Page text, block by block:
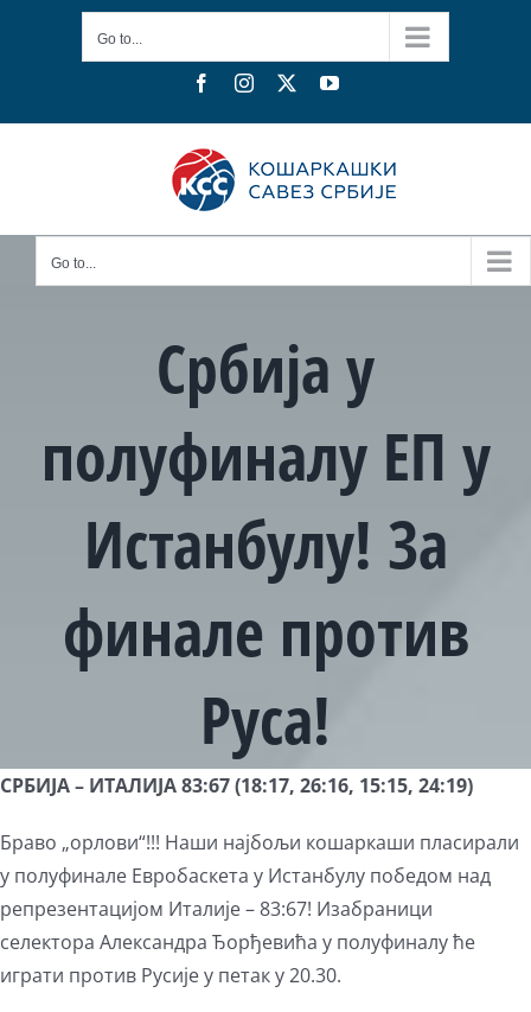
Go to...
FacebookInstagram YouTube
Go to...
Србија у
полуфиналу ЕП у
Истанбулу! За
финале против
Руса!
View
Image
СРБИЈА – ИТАЛИЈА 83:67 (18:17, 26:16, 15:15, 24:19)
Браво „орлови“!!! Наши најбољи кошаркаши пласирали
у полуфинале Евробаскета у Истанбулу победом над
репрезентацијом Италије – 83:67! Изабраници
селектора Александра Ђорђевића у полуфиналу ће
играти против Русије у петак у 20.30.